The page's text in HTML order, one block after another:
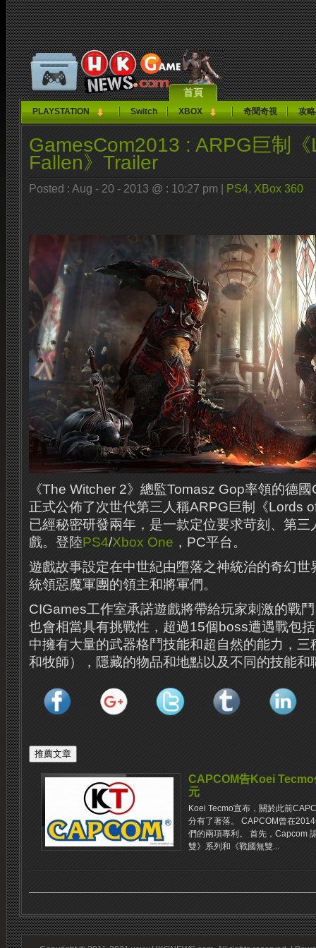
首頁
PLAYSTATION Switch XBOX 奇聞奇視 攻
GamesCom2013 : ARPG巨制
Fallen》Trailer
Posted : Aug - 20 - 2013 @ : 10:27 pm | PS4, XBox 360
《The Witcher 2》總監Tomasz Gop率領的德
正式公佈了次世代第三人稱ARPG巨制《Lords
已經秘密研發兩年，是一款定位要求苛刻、第
戲。登陸PS4/Xbox One ，PC平台。
遊戲故事設定在中世紀由墮落之神統治的奇幻世
統領惡魔軍團的領主和將軍們。
CIGames工作室承諾遊戲將帶給玩家刺激的戰
也會相當具有挑戰性，超過15個boss遭遇戰包
中擁有大量的武器格鬥技能和超自然的能力，
和牧師），隱藏的物品和地點以及不同的技能和
CAPCOM告Koei
元
Koei Tecmo宣布，關於此前
分有了著落。 CAPCOM曾在
們的兩項專利。 首先，Capcom
雙》系列和《戰國無雙...